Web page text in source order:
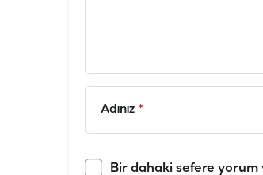
Adınız *
Bir dahaki sefere yorum